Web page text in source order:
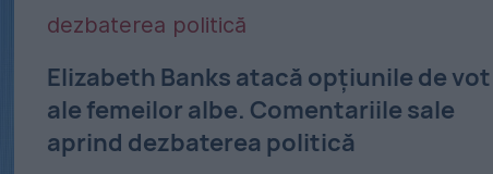
Elizabeth Banks atacă opțiunile de vot
ale femeilor albe. Comentariile sale
aprind dezbaterea politică